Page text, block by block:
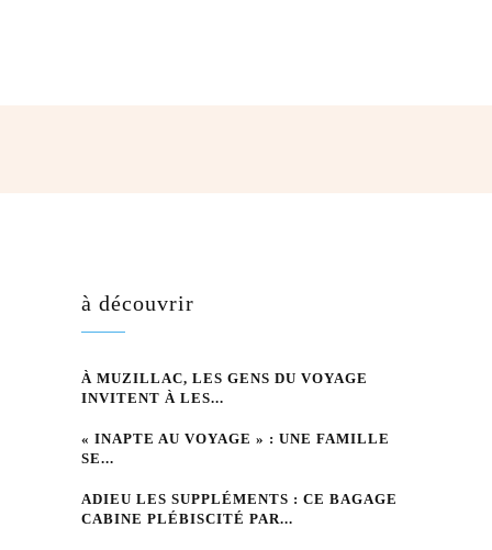
à découvrir
À MUZILLAC, LES GENS DU VOYAGE
INVITENT À LES...
« INAPTE AU VOYAGE » : UNE FAMILLE
SE...
ADIEU LES SUPPLÉMENTS : CE BAGAGE
CABINE PLÉBISCITÉ PAR...